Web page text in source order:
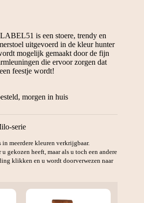
is een stoere, trendy en
uitgevoerd in de kleur hunter
mogelijk gemaakt door de fijn
die ervoor zorgen dat
feestje wordt!
morgen in huis
serie
meerdere kleuren verkrijgbaar.
gekozen heeft, maar als u toch een andere
klikken en u wordt doorverwezen naar